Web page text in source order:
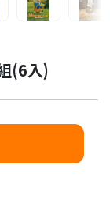
(6入)